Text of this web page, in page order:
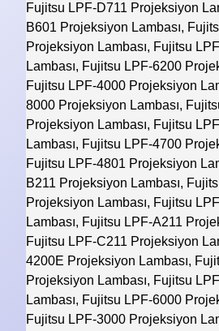
Fujitsu LPF-D711 Projeksiyon
B601 Projeksiyon Lambası,
Projeksiyon Lambası, Fujitsu
Lambası, Fujitsu LPF-6200
Fujitsu LPF-4000 Projeksiyon
8000 Projeksiyon Lambası,
Projeksiyon Lambası, Fujitsu
Lambası, Fujitsu LPF-4700
Fujitsu LPF-4801 Projeksiyon
B211 Projeksiyon Lambası,
Projeksiyon Lambası, Fujitsu
Lambası, Fujitsu LPF-A211
Fujitsu LPF-C211 Projeksiyon
4200E Projeksiyon Lambası,
Projeksiyon Lambası, Fujitsu
Lambası, Fujitsu LPF-6000
Fujitsu LPF-3000 Projeksiyon